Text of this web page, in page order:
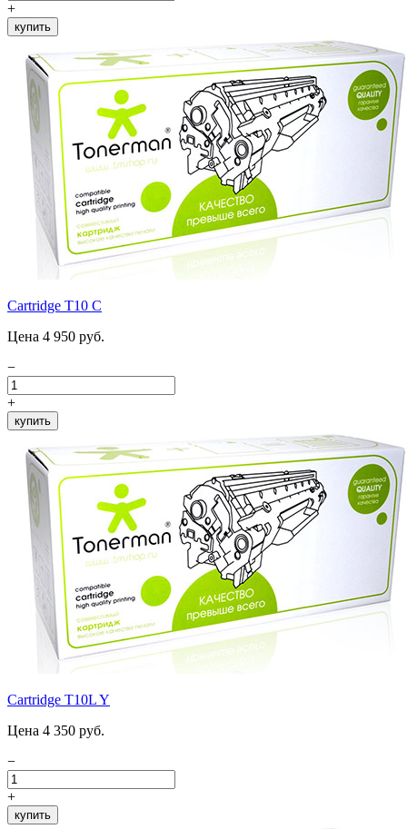
+
купить
Cartridge T10 C
Цена 4 950 руб.
−
+
купить
Cartridge T10L Y
Цена 4 350 руб.
−
+
купить